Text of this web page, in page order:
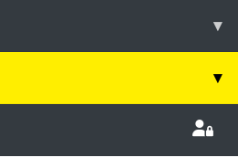
▾
▾